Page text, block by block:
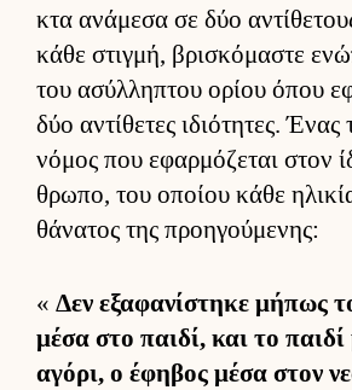
κτα ανάμεσα σε δύο
κάθε στιγ­μή, βρισκόμαστε
του ασύλ­ληπτου ορίου όπου
δύο αντίθετες ιδιότητες. Ένας
νόμος που εφαρ­μόζεται στον
θρωπο, του οποίου κάθε
θάνατος της προη­γού­μενης:
« Δεν εξαφανίστηκε μήπως
μέσα στο παι­δί, και το
αγόρι, ο έφηβος μέσα στον